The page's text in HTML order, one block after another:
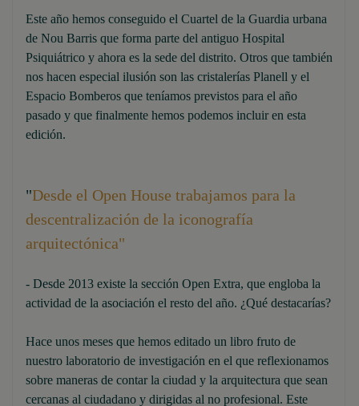
Este año hemos conseguido el Cuartel de la Guardia urbana
de Nou Barris que forma parte del antiguo Hospital
Psiquiátrico y ahora es la sede del distrito. Otros que también
nos hacen especial ilusión son las cristalerías Planell y el
Espacio Bomberos que teníamos previstos para el año
pasado y que finalmente hemos podemos incluir en esta
edición.
"Desde el Open House trabajamos para la
descentralización de la iconografía
arquitectónica"
- Desde 2013 existe la sección Open Extra, que engloba la
actividad de la asociación el resto del año. ¿Qué destacarías?
Hace unos meses que hemos editado un libro fruto de
nuestro laboratorio de investigación en el que reflexionamos
sobre maneras de contar la ciudad y la arquitectura que sean
cercanas al ciudadano y dirigidas al no profesional. Este